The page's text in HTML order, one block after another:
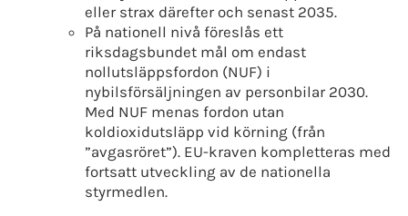
eller strax därefter och senast 2035.
På nationell nivå föreslås ett
riksdagsbundet mål om endast
nollutsläppsfordon (NUF) i
nybilsförsäljningen av personbilar 2030.
Med NUF menas fordon utan
koldioxidutsläpp vid körning (från
”avgasröret”). EU-kraven kompletteras med
fortsatt utveckling av de nationella
styrmedlen.